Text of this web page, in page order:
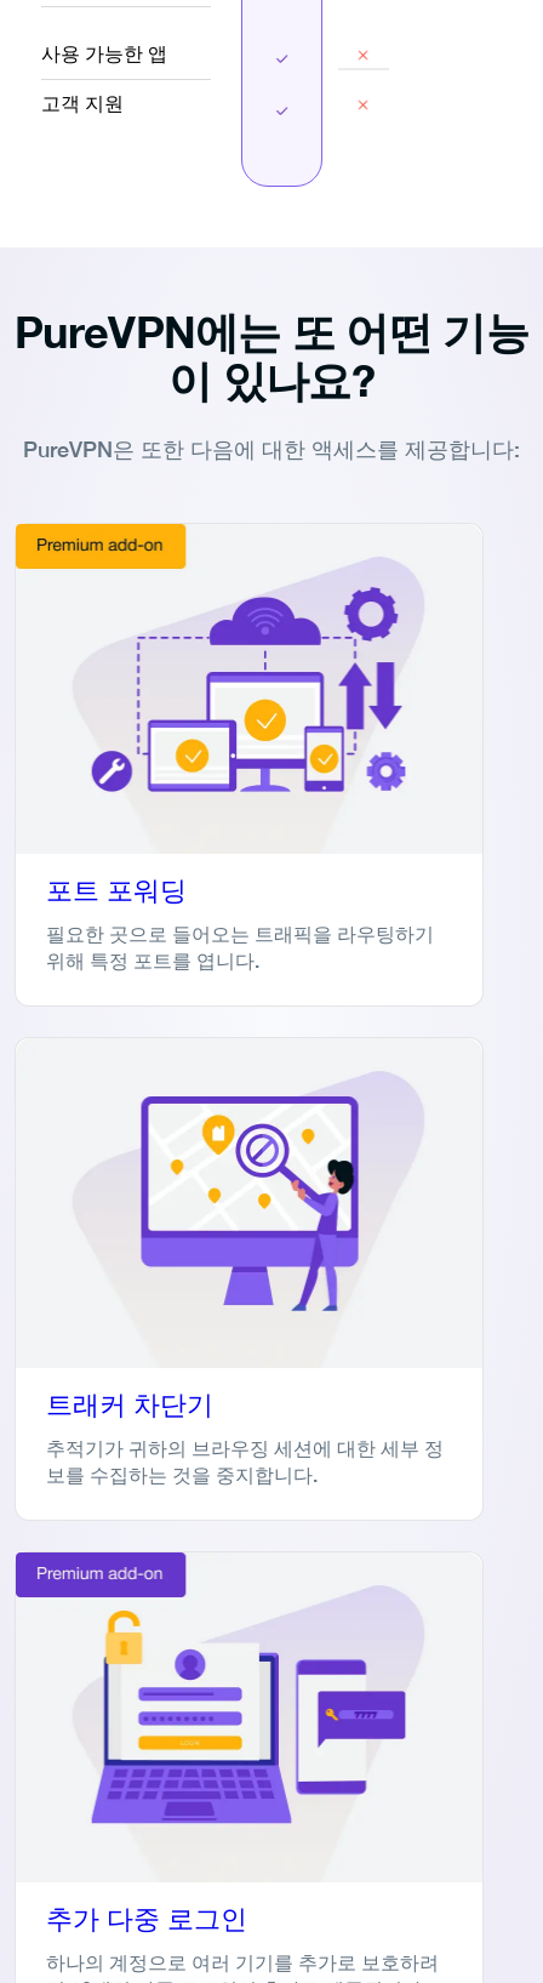
사용 가능한 앱
고객 지원
PureVPN에는 또 어떤 기능
이 있나요?
PureVPN은 또한 다음에 대한 액세스를 제공합니다:
포트 포워딩
필요한 곳으로 들어오는 트래픽을 라우팅하기
위해 특정 포트를 엽니다.
트래커 차단기
추적기가 귀하의 브라우징 세션에 대한 세부 정
보를 수집하는 것을 중지합니다.
추가 다중 로그인
하나의 계정으로 여러 기기를 추가로 보호하려